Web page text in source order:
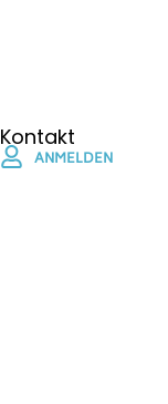
Kontakt
ANMELDEN